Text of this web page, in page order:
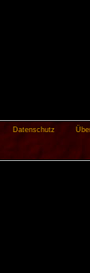
Datenschutz